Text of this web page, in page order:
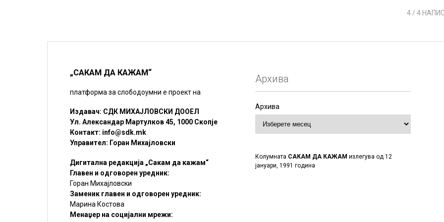
4 / 4
„САКАМ ДА КАЖАМ“
платформа за слободоумни е проект на
Издавач: СДК МИХАЈЛОВСКИ ДООЕЛ
Ул. Александар Мартулков 45, 1000 Скопје
Контакт: info@sdk.mk
Управител: Горан Михајловски
Дигитална редакција „Сакам да кажам“
Главен и одговорен уредник:
Горан Михајловски
Заменик главен и одговорен уредник:
Марина Костова
Менаџер на социјални мрежи:
Архива
Архива
Колумната САКАМ ДА КАЖАМ излегува од 12
јануари, 1991 година